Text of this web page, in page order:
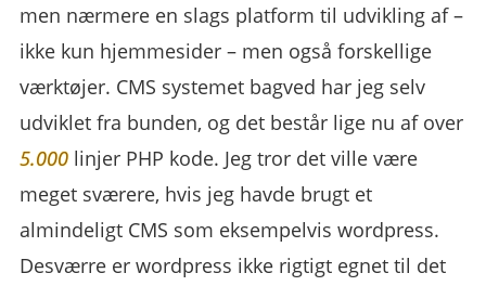
men nærmere en slags platform til udvikling af –
ikke kun hjemmesider – men også forskellige
værktøjer. CMS systemet bagved har jeg selv
udviklet fra bunden, og det består lige nu af over
5.000linjer PHP kode. Jeg tror det ville være
meget sværere, hvis jeg havde brugt et
almindeligt CMS som eksempelvis wordpress.
Desværre er wordpress ikke rigtigt egnet til det